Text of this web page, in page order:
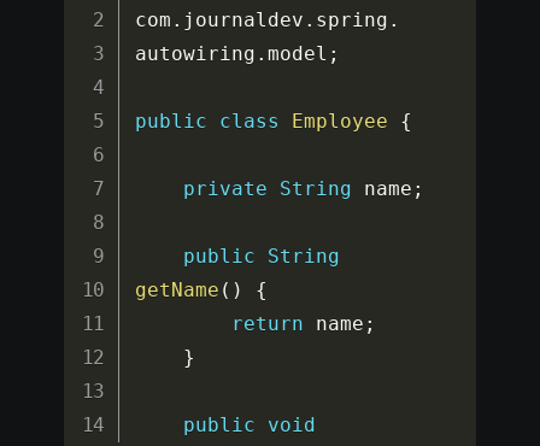
com . journaldev . spring .
autowiring .model ;
public class Employee {
private String name ;
public
String
getName ( )
{
return name ;
}
public
void